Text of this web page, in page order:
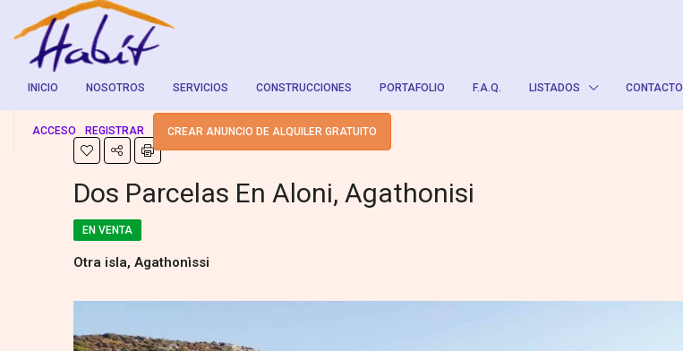
INICIO NOSOTROS SERVICIOS CONSTRUCCIONES PORTAFOLIO F.A.Q. LISTADOS CONTACTO
ACCESO REGISTRAR CREAR ANUNCIO DE ALQUILER GRATUITO
Dos Parcelas En Aloni, Agathonisi
EN VENTA
Otra isla, Agathonìssi